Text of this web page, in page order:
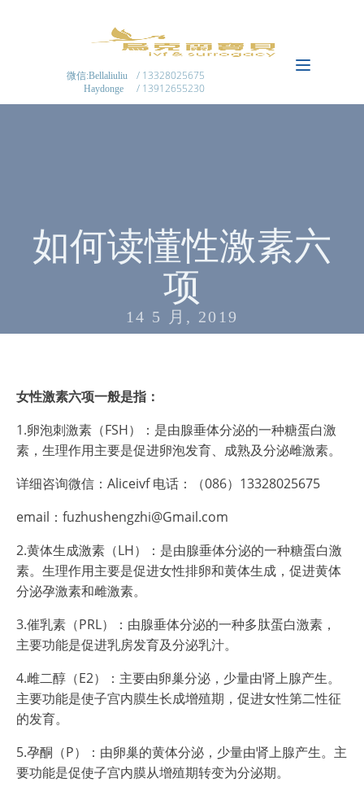
微信:Bellaliuliu
Haydonge
/ 13328025675
/ 13912655230
如何读懂性激素六
项
14 5 月, 2019
女性激素六项一般是指：
1.卵泡刺激素（FSH）：是由腺垂体分泌的一种糖蛋白激
素，生理作用主要是促进卵泡发育、成熟及分泌雌激素。
详细咨询微信：Aliceivf 电话：（086）13328025675
email：fuzhushengzhi@Gmail.com
2.黄体生成激素（LH）：是由腺垂体分泌的一种糖蛋白激
素。生理作用主要是促进女性排卵和黄体生成，促进黄体
分泌孕激素和雌激素。
3.催乳素（PRL）：由腺垂体分泌的一种多肽蛋白激素，
主要功能是促进乳房发育及分泌乳汁。
4.雌二醇（E2）：主要由卵巢分泌，少量由肾上腺产生。
主要功能是使子宫内膜生长成增殖期，促进女性第二性征
的发育。
5.孕酮（P）：由卵巢的黄体分泌，少量由肾上腺产生。主
要功能是促使子宫内膜从增殖期转变为分泌期。